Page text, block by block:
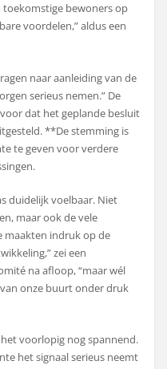
bewoners op
voordelen,” aldus een
naar aanleiding van de
serieus nemen.” De
dat het geplande besluit
**De stemming is
te geven voor verdere
duidelijk voelbaar. Niet
maar ook de vele
maakten indruk op de
zei een
na afloop, “maar wél
onze buurt onder druk
voorlopig nog spannend.
het signaal serieus neemt